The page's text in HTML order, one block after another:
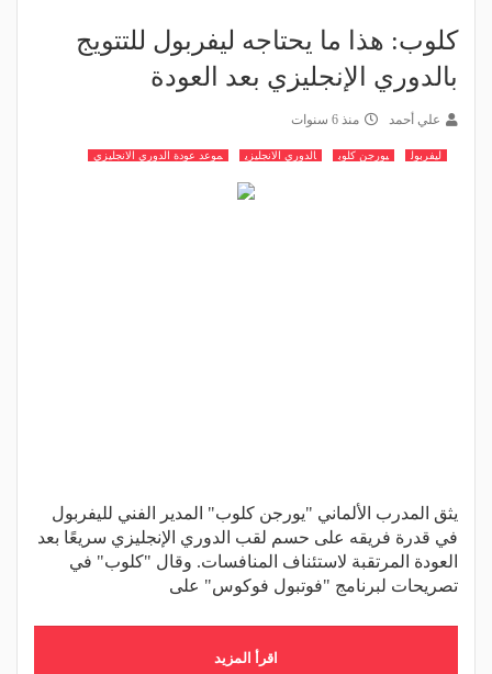
كلوب: هذا ما يحتاجه ليفربول للتتويج
بالدوري الإنجليزي بعد العودة
علي أحمد منذ 6 سنوات
ليفربول يورجن كلوب الدوري الانجليزي موعد عودة الدوري الانجليزي
يثق المدرب الألماني "يورجن كلوب" المدير الفني لليفربول
في قدرة فريقه على حسم لقب الدوري الإنجليزي سريعًا بعد
العودة المرتقبة لاستئناف المنافسات. وقال "كلوب" في
تصريحات لبرنامج "فوتبول فوكوس" على
اقرأ المزيد